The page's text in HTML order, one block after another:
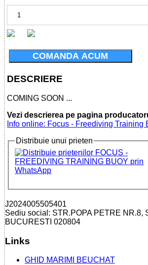
COMANDA ACUM
DESCRIERE
COMING SOON ...
Vezi descrierea pe pagina
Info online: Focus - Freediving Training
Distribuie unui prieten
J2024005505401
Sediu social: STR.POPA PETRE NR.8,
BUCURESTI 020804
Links
GHID MARIMI BEUCHAT